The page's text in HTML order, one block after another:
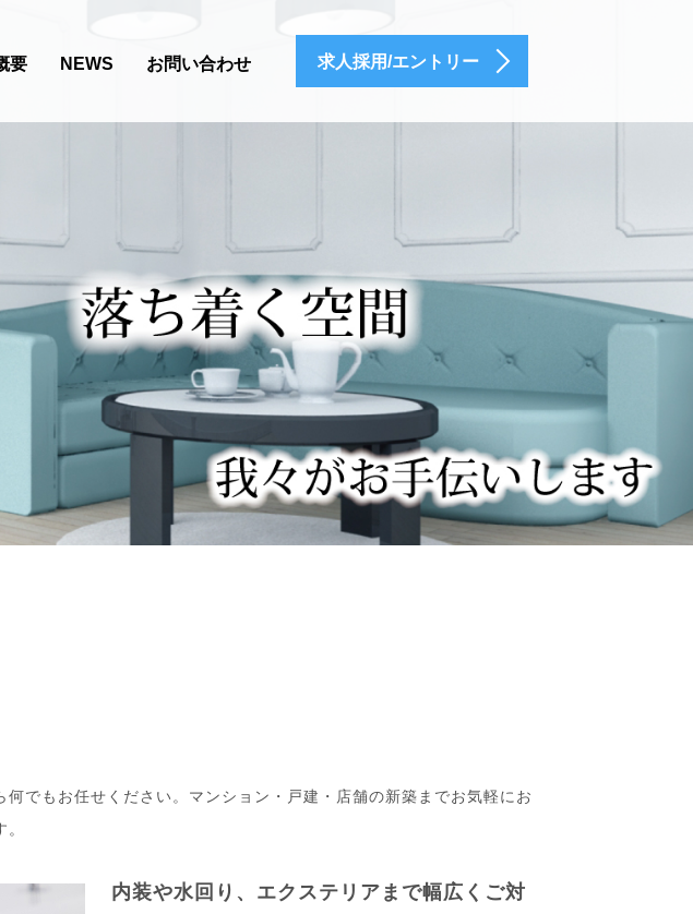
要 NEWS お問い合わせ 求人採用/エントリー
でもお任せください。マンション・戸建・店舗の新築までお気軽にお
内装や水回り、エクステリアまで幅広くご対